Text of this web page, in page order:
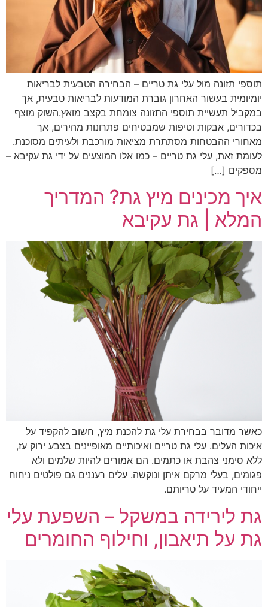
תוספי תזונה מול עלי גת טריים – הבחירה הטבעית לבריאות
יומיומית בעשור האחרון גוברת המודעות לבריאות טבעית, אך
במקביל תעשיית תוספי התזונה צומחת בקצב מואץ.השוק מוצף
בכדורים, אבקות וטיפות שמבטיחים פתרונות מהירים, אך
מאחורי ההבטחות מסתתרת מציאות מורכבת ולעיתים מסוכנת.
לעומת זאת, עלי גת טריים – כמו אלו המוצעים על ידי גת עקיבא –
מספקים […]
איך מכינים מיץ גת? המדריך
המלא | גת עקיבא
כאשר מדובר בבחירת עלי גת להכנת מיץ, חשוב להקפיד על
איכות העלים. עלי גת טריים ואיכותיים מאופיינים בצבע ירוק עז,
ללא סימני צהבת או כתמים. הם אמורים להיות שלמים ולא
פגומים, בעלי מרקם איתן ונוקשה. עלים רעננים גם פולטים ניחוח
ייחודי המעיד על טריותם.
גת לירידה במשקל – השפעת עלי
גת על תיאבון, וחילוף החומרים